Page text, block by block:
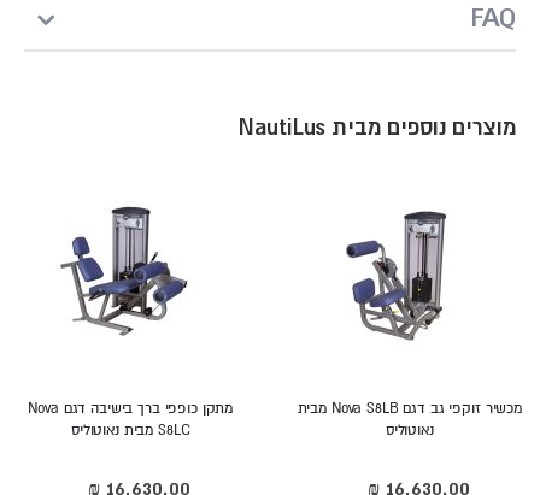
FAQ
מוצרים נוספים מבית NautiLus
מכשיר זוקפי גב דגם Nova S8LB מבית
נאוטוליס
מתקן כופפי ברך בישיבה דגם Nova
S8LC מבית נאוטוליס